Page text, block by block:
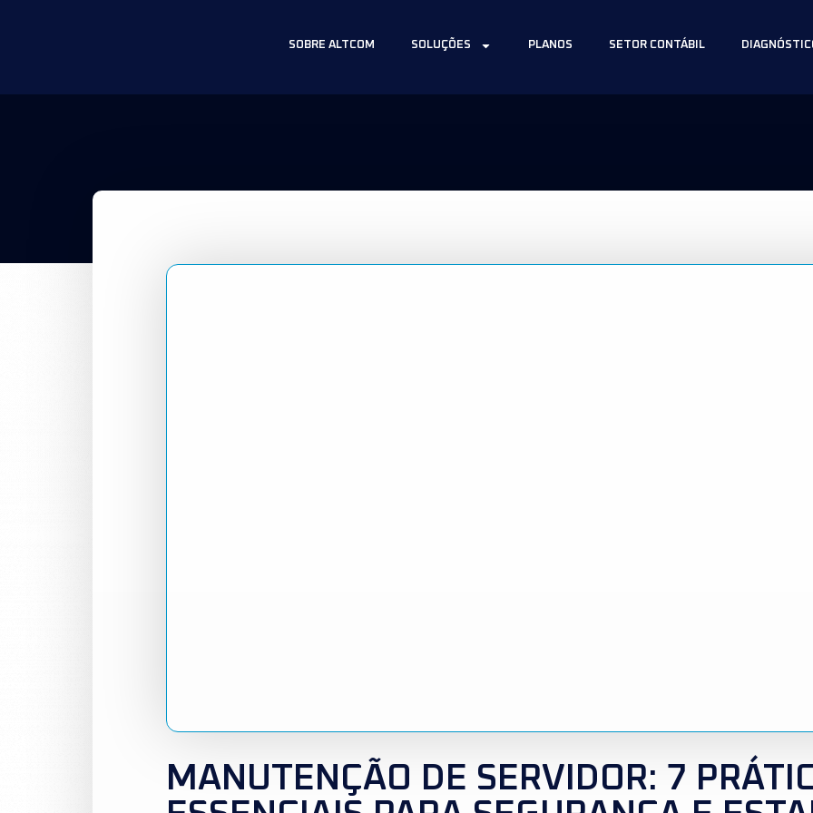
SOBRE ALTCOM SOLUÇÕES PLANOS SETOR CONTÁBIL
MANUTENÇÃO DE SERVIDOR: 7